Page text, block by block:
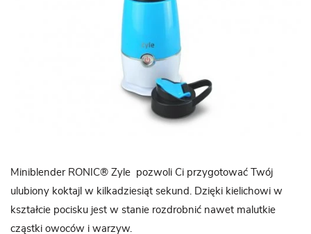
Miniblender RONIC® Zyle pozwoli Ci przygotować Twój
ulubiony koktajl w kilkadziesiąt sekund. Dzięki kielichowi w
kształcie pocisku jest w stanie rozdrobnić nawet malutkie
cząstki owoców i warzyw.